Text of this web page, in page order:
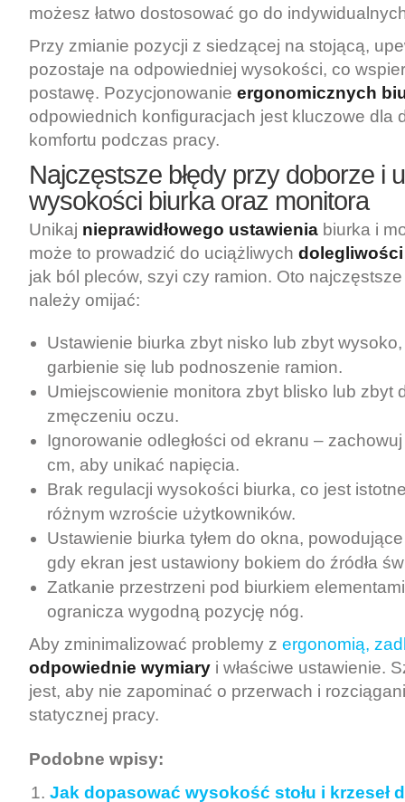
możesz łatwo dostosować go do
Przy zmianie pozycji z siedzącej na stojącą,
pozostaje na odpowiedniej wysokości, co
postawę. Pozycjonowanie ergonomicznych
odpowiednich konfiguracjach jest kluczowe dla
komfortu podczas pracy.
Najczęstsze błędy przy doborze i
wysokości biurka oraz monitora
Unikaj nieprawidłowego ustawienia biurka i
może to prowadzić do uciążliwych
jak ból pleców, szyi czy ramion. Oto najczęstsze
należy omijać:
Ustawienie biurka zbyt nisko lub zbyt
garbienie się lub podnoszenie ramion.
Umiejscowienie monitora zbyt blisko lub zbyt
zmęczeniu oczu.
Ignorowanie odległości od ekranu –
cm, aby unikać napięcia.
Brak regulacji wysokości biurka, co jest
różnym wzroście użytkowników.
Ustawienie biurka tyłem do okna,
gdy ekran jest ustawiony bokiem do źródła
Zatkanie przestrzeni pod biurkiem
ogranicza wygodną pozycję nóg.
Aby zminimalizować problemy z ergonomią,
odpowiednie wymiary i właściwe ustawienie.
jest, aby nie zapominać o przerwach i
statycznej pracy.
Podobne wpisy:
Jak dopasować wysokość stołu i krzeseł